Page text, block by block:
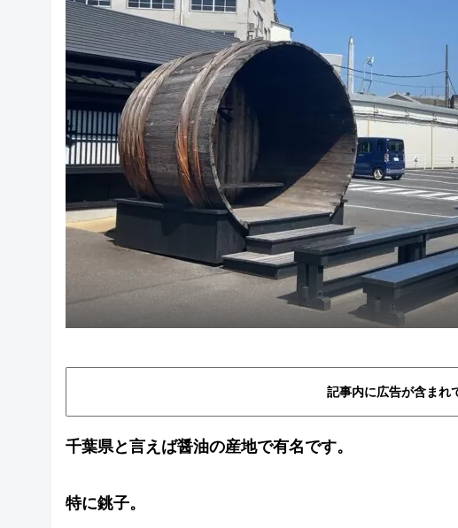
記事内に広告が含まれ
千葉県と言えば醤油の産地で有名です。
特に銚子。